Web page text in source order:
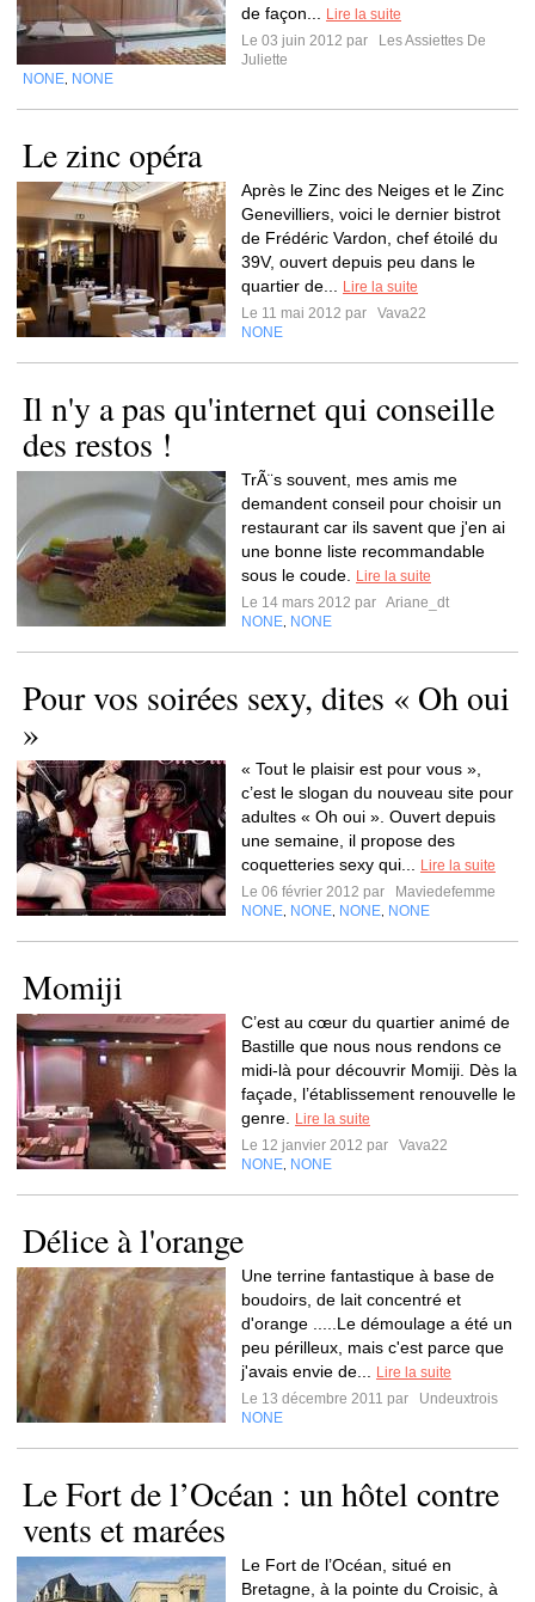
de façon...
Lire la suite
Le 03 juin 2012 par
Les Assiettes De
Juliette
NONE NONE
Le zinc opéra
Après le Zinc des Neiges et le Zinc
Genevilliers, voici le dernier bistrot
de Frédéric Vardon, chef étoilé du
39V, ouvert depuis peu dans le
quartier de...
Lire la suite
Le 11 mai 2012 par
Vava22
NONE
Il n'y a pas qu'internet qui conseille
des restos !
TrÃ¨s souvent, mes amis me
demandent conseil pour choisir un
restaurant car ils savent que j'en ai
une bonne liste recommandable
sous le coude.
Lire la suite
Le 14 mars 2012 par Ariane_dt
NONE NONE
Pour vos soirées sexy, dites « Oh oui
»
« Tout le plaisir est pour vous »,
c’est le slogan du nouveau site pour
adultes « Oh oui ». Ouvert depuis
une semaine, il propose des
coquetteries sexy qui...
Lire la suite
Le 06 février 2012 par
Maviedefemme
NONE NONE NONE NONE
Momiji
C’est au cœur du quartier animé de
Bastille que nous nous rendons ce
midi-là pour découvrir Momiji. Dès la
façade, l’établissement renouvelle le
genre.
Lire la suite
Le 12 janvier 2012 par
Vava22
NONE NONE
Délice à l'orange
Une terrine fantastique à base de
boudoirs, de lait concentré et
d'orange .....Le démoulage a été un
peu périlleux, mais c'est parce que
j'avais envie de...
Lire la suite
Le 13 décembre 2011 par
Undeuxtrois
NONE
Le Fort de l’Océan : un hôtel contre
vents et marées
Le Fort de l’Océan, situé en
Bretagne, à la pointe du Croisic, à